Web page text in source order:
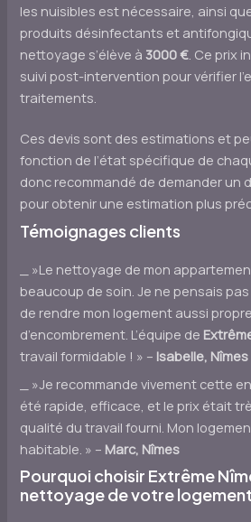
les nuisibles est nécessaire, ainsi
produits désinfectants et
nettoyage s’élève à3000 € . Ce prix
suivi post-intervention pour vérifier
traitements.
Ces devis sont des estimations et
fonction de l’état spécifique de
donc recommandé de demander un
pour obtenir une estimation plus
Témoignages clients
_ »Le nettoyage de mon
beaucoup de soin. Je ne pensais
de rendre mon logement aussi
d’encombrement. L’équipe de
travail formidable ! » – Isabelle, Nîmes
_ »Je recommande vivement cette
été rapide, efficace, et le prix était
qualité du travail fourni. Mon
habitable. » – Marc, Nîmes
Pourquoi choisir Extrême
nettoyage de votre logement